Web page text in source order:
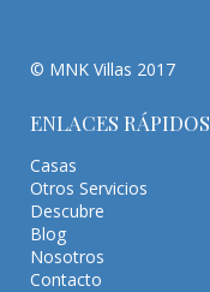
© MNK Villas 2017
ENLACES RÁPIDOS
Casas
Otros Servicios
Descubre
Blog
Nosotros
Contacto